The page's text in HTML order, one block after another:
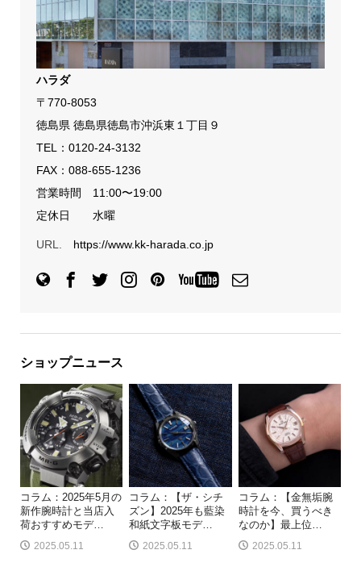
ハラダ
〒770-8053
徳島県 徳島県徳島市沖浜東１丁目９
TEL： 0120-24-3132
FAX：088-655-1236
営業時間 11:00〜19:00
定休日 水曜
URL. https://www.kk-harada.co.jp
ショップニュース
コラム：2025年5月の
新作腕時計と当店入
荷おすすめモデ…
2025.05.11
コラム：【ザ・シチ
ズン】2025年も藍染
和紙文字板モデ…
2025.05.11
コラム：【金無垢腕
時計を今、買うべき
なのか】最上位
2025.05.11